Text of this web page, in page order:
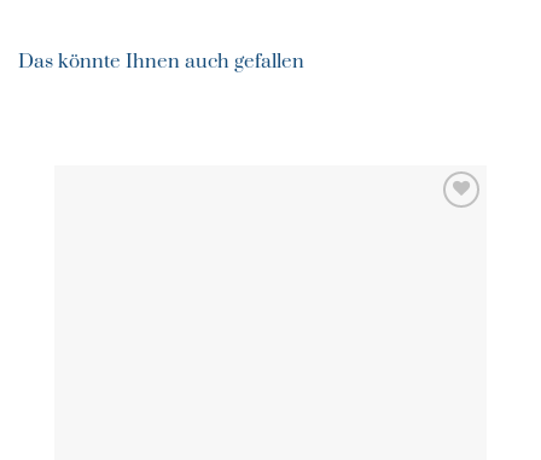
Das könnte Ihnen auch gefallen